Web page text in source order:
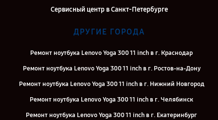
Сервисный центр в Санкт-Петербурге
ДРУГИЕ ГОРОДА
Ремонт ноутбука Lenovo Yoga 300 11 inch в г. Краснодар
Ремонт ноутбука Lenovo Yoga 300 11 inch в г. Ростов-на-Дону
Ремонт ноутбука Lenovo Yoga 300 11 inch в г. Нижний Новгород
Ремонт ноутбука Lenovo Yoga 300 11 inch в г. Челябинск
Ремонт ноутбука Lenovo Yoga 300 11 inch в г. Екатеринбург